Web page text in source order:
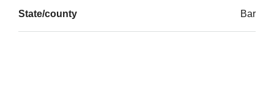
State/county Bar